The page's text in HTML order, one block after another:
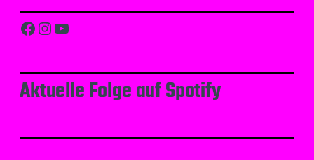
Facebook Instagram YouTube
Aktuelle Folge auf Spotify